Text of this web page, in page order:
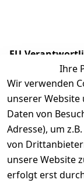
EU-
Ihre
Wir verwenden
unserer
Daten von
Adresse), um
von
unsere Website
erfolgt erst